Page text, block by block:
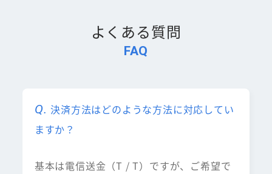
FAQ
よくある質問
決済方法はどのような方法に対応してい
ますか？
基本は電信送金（T / T）ですが、ご希望で